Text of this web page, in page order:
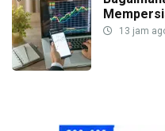
13 jam